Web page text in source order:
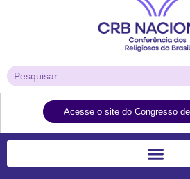
Acesse o site do Congresso